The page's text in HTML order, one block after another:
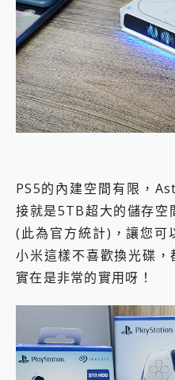
PS5的內建空間有限，
接就是5TB超大的儲存空
(此為官方統計)，讓您可
小米這樣不喜歡換光碟，
實在是非常的實用呀！